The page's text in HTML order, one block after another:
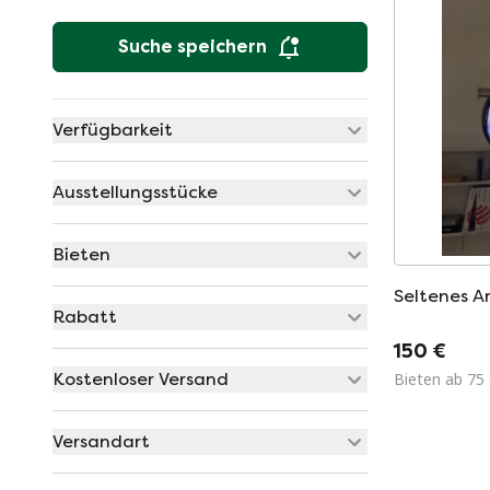
Suche speichern
Verfügbarkeit
Ausstellungsstücke
Bieten
Rabatt
Kostenloser Versand
Versandart
Seltenes
150 €
Bieten ab 75